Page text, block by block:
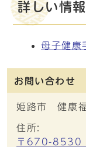
詳しい情
母子健康
お問い合わせ
姫路市 健康
住所:
〒670-8530